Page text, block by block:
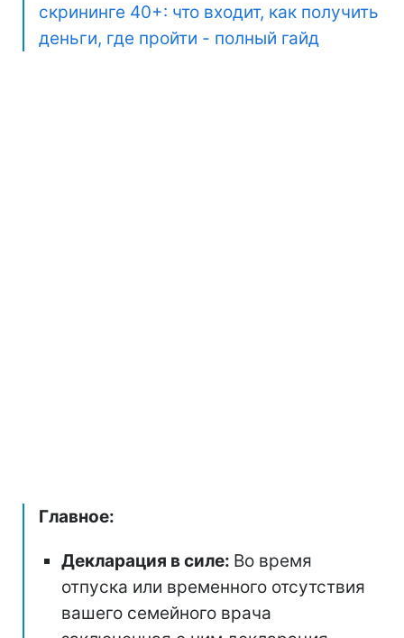
скрининге 40+: что входит, как получить
деньги, где пройти - полный гайд
Главное:
Декларация в силе: Во время
отпуска или временного отсутствия
вашего семейного врача